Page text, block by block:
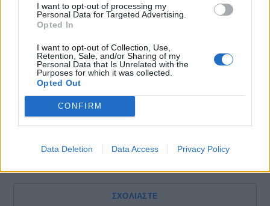
I want to opt-out of processing my
Personal Data for Targeted Advertising.
Opted In
I want to opt-out of Collection, Use,
Retention, Sale, and/or Sharing of my
Personal Data that Is Unrelated with the
Purposes for which it was collected.
Opted Out
CONFIRM
Data Deletion Data Access Privacy Policy
ΣΧΟΛΙΑΣΤΕ